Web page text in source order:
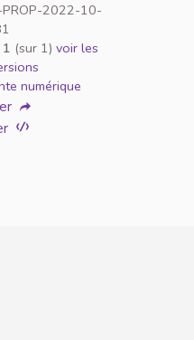
2022-10-
(sur 1) voir les
numérique